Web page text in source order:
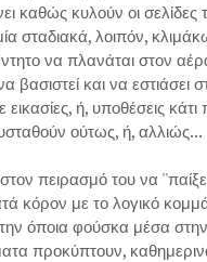
καθώς κυλούν οι σελίδες
σταδιακά, λοιπόν,
να πλανάται στον
βασιστεί και να
εικασίες, ή, υποθέσεις
ούτως, ή, αλλιώς...
πειρασμό του να
κόρον με το λογικό
όποια φούσκα μέσα
προκύπτουν,